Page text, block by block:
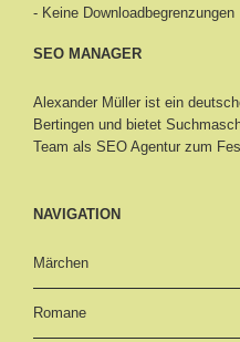
- Keine Downloadbegrenzungen
SEO MANAGER
Alexander Müller ist ein
Bertingen und bietet
Team als SEO Agentur zum
NAVIGATION
Märchen
Romane